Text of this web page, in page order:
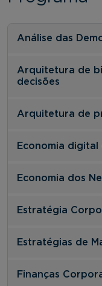
Análise das
Arquitetura de
decisões
Arquitetura de
Economia
Economia dos
Estratégia
Estratégias de
Finanças